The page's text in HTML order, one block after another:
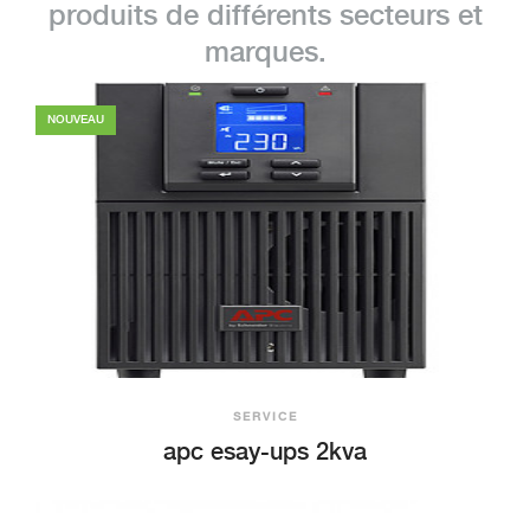
produits de différents secteurs et
marques.
NOUVEAU
+ Aperçu
SERVICE
apc esay-ups 2kva